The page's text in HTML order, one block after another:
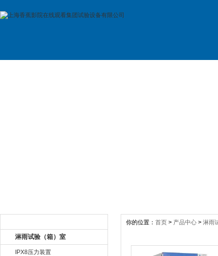
淋雨试验（箱）室
IPX8压力装置
你的位置： 首页 > 产品中心 > 淋雨